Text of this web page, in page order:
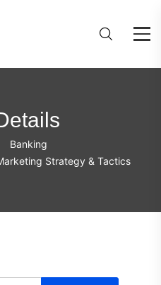
Banking
Strategy & Tactics